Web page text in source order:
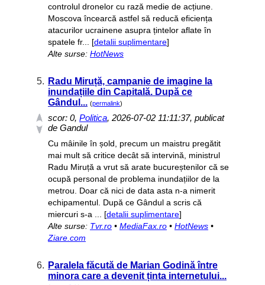
controlul dronelor cu rază medie de acțiune.
Moscova încearcă astfel să reducă eficiența
atacurilor ucrainene asupra țintelor aflate în
spatele fr... [detalii suplimentare]
Alte surse: HotNews
5. Radu Miruță, campanie de imagine la
inundațiile din Capitală. După ce
Gândul... (permalink)
scor: 0, Politica, 2026-07-02 11:11:37, publicat
de Gandul
Cu mâinile în șold, precum un maistru pregătit
mai mult să critice decât să intervină, ministrul
Radu Miruță a vrut să arate bucureștenilor că se
ocupă personal de problema inundațiilor de la
metrou. Doar că nici de data asta n-a nimerit
echipamentul. După ce Gândul a scris că
miercuri s-a ... [detalii suplimentare]
Alte surse: Tvr.ro • MediaFax.ro • HotNews •
Ziare.com
6. Paralela făcută de Marian Godină între
minora care a devenit ținta internetului...